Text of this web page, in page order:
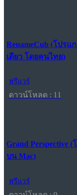
RenameCub (โปร
เดียว โดยคนไทย)
ฟรีแวร์
ดาวน์โหลด : 11
Grand Perspective
บน Mac)
ฟรีแวร์